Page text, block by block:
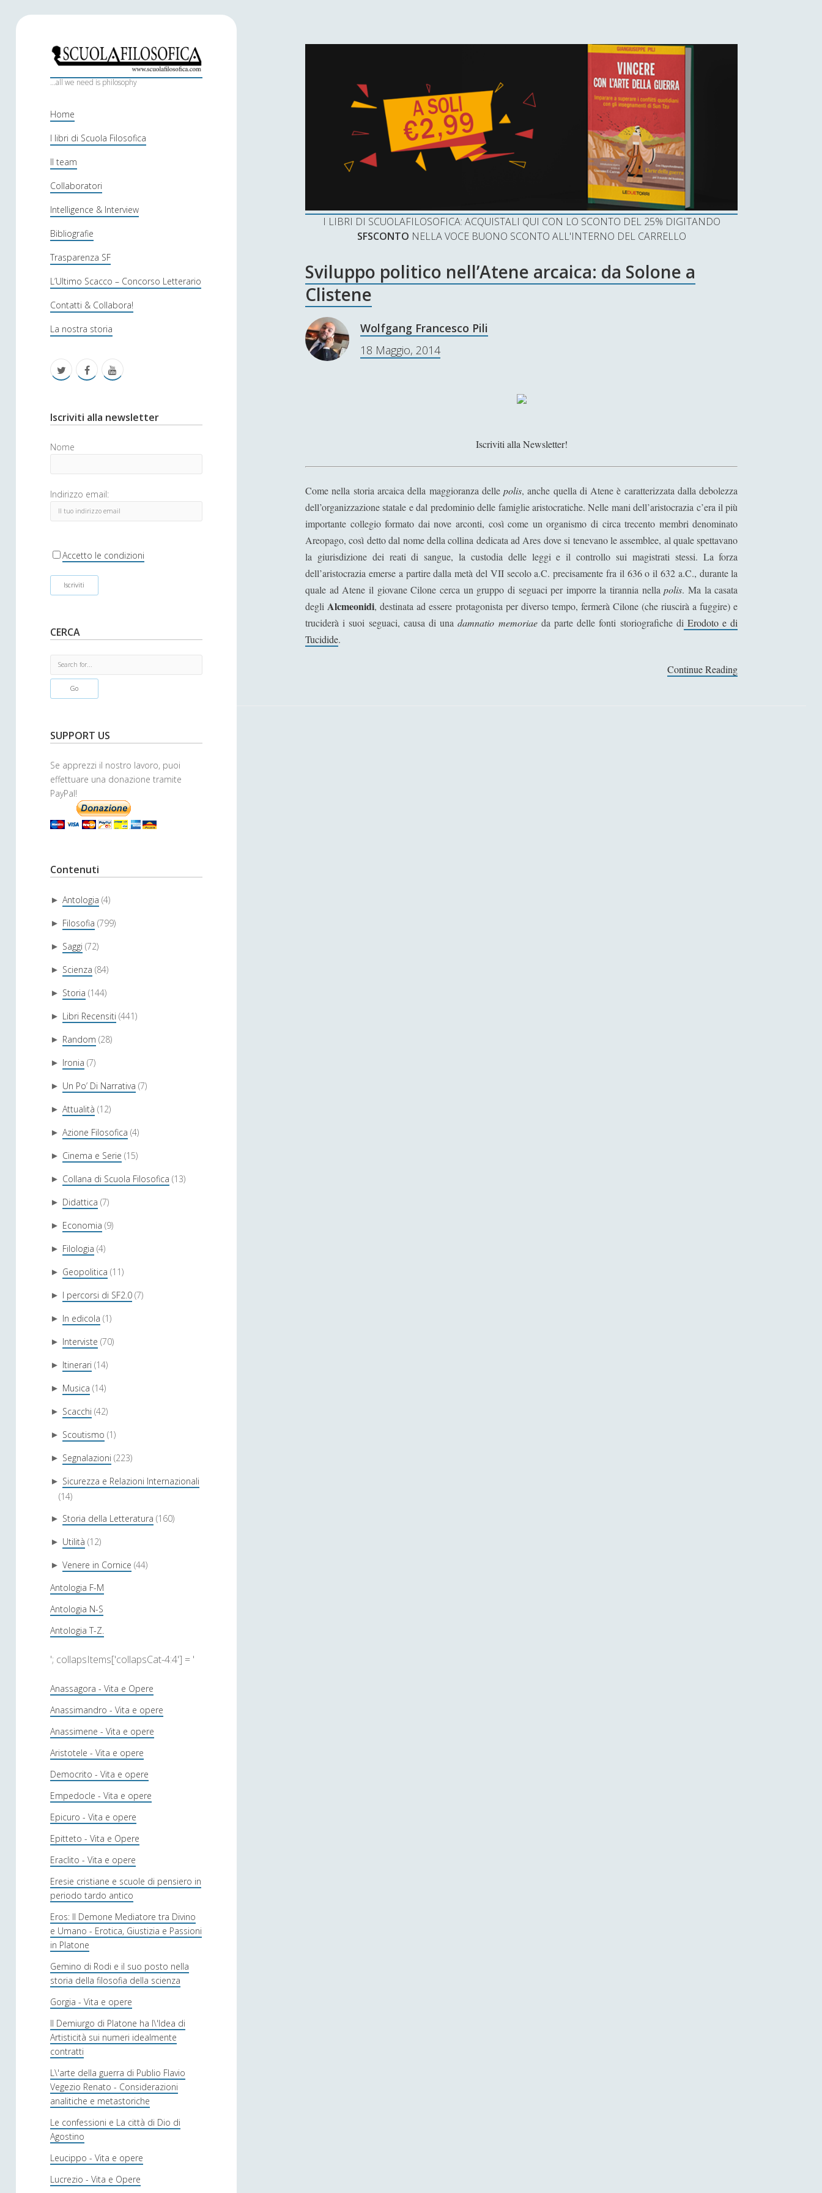
S
c
o
l
a
f
i
l
o
s
o
f
c
...all we need is philosophy
Home
I libri di Scuola Filosofica
Il team
Collaboratori
Intelligence & Interview
Bibliografie
Trasparenza SF
L’Ultimo Scacco – Concorso Letterario
Contatti & Collabora!
La nostra storia
i
t
r
f
c
b
o
k
u
u
e
S
i
e
b
r
Iscriviti alla newsletter
Nome
Indirizzo email:
Accetto le condizioni
CERCA
e
h
SUPPORT US
Se apprezzi il nostro lavoro, puoi
effettuare una donazione tramite
PayPal!
Contenuti
► Antologia (4)
► Filosofia (799)
► Saggi (72)
► Scienza (84)
► Storia (144)
► Libri Recensiti (441)
► Random (28)
► Ironia (7)
► Un Po’ Di Narrativa (7)
► Attualità (12)
► Azione Filosofica (4)
► Cinema e Serie (15)
► Collana di Scuola Filosofica (13)
► Didattica (7)
► Economia (9)
► Filologia (4)
► Geopolitica (11)
► I percorsi di SF2.0 (7)
► In edicola (1)
► Interviste (70)
► Itinerari (14)
► Musica (14)
► Scacchi (42)
► Scoutismo (1)
► Segnalazioni (223)
► Sicurezza e Relazioni Internazionali
(14)
► Storia della Letteratura (160)
► Utilità (12)
► Venere in Cornice (44)
Antologia F-M
Antologia N-S
Antologia T-Z.
'; collapsItems['collapsCat-4:4'] = '
Anassagora - Vita e Opere
Anassimandro - Vita e opere
Anassimene - Vita e opere
Aristotele - Vita e opere
Democrito - Vita e opere
Empedocle - Vita e opere
Epicuro - Vita e opere
Epitteto - Vita e Opere
Eraclito - Vita e opere
Eresie cristiane e scuole di pensiero in
periodo tardo antico
Eros: Il Demone Mediatore tra Divino
e Umano - Erotica, Giustizia e Passioni
in Platone
Gemino di Rodi e il suo posto nella
storia della filosofia della scienza
Gorgia - Vita e opere
Il Demiurgo di Platone ha l\'Idea di
Artisticità sui numeri idealmente
contratti
L\'arte della guerra di Publio Flavio
Vegezio Renato - Considerazioni
analitiche e metastoriche
Le confessioni e La città di Dio di
Agostino
Leucippo - Vita e opere
Lucrezio - Vita e Opere
I LIBRI DI SCUOLAFILOSOFICA: ACQUISTALI QUI CON LO SCONTO DEL 25% DIGITANDO
SFSCONTO NELLA VOCE BUONO SCONTO ALL'INTERNO DEL CARRELLO
Sviluppo politico nell’Atene arcaica: da Solone a
Clistene
Wolfgang Francesco Pili
18 Maggio, 2014
Iscriviti alla Newsletter!
Come nella storia arcaica della maggioranza dellepolis, anche quella di Atene è caratterizzata dalla debolezza
dell’organizzazione statale e dal predominio delle famiglie aristocratiche. Nelle mani dell’aristocrazia c’era il più
importante collegio formato dai nove arconti, così come un organismo di circa trecento membri denominato
Areopago, così detto dal nome della collina dedicata ad Ares dove si tenevano le assemblee, al quale spettavano
la giurisdizione dei reati di sangue, la custodia delle leggi e il controllo sui magistrati stessi. La forza
dell’aristocrazia emerse a partire dalla metà del VII secolo a.C. precisamente fra il 636 o il 632 a.C., durante la
quale ad Atene il giovane Cilone cerca un gruppo di seguaci per imporre la tirannia nellapolis. Ma la casata
degli Alcmeonidi, destinata ad essere protagonista per diverso tempo, fermerà Cilone (che riuscirà a fuggire) e
truciderà i suoi seguaci, causa di unadamnatio memoriaeda parte delle fonti storiografiche di Erodoto e di
Tucidide.
Continue Reading